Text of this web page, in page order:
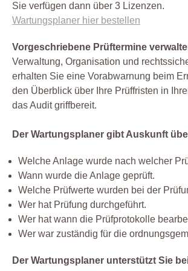
Sie verfügen dann über 3 Lizenzen.
Wartungsplaner hier bestellen
Vorgeschriebene Prüftermine
Verwaltung, Organisation und
erhalten Sie eine Vorabwarnung beim
den Überblick über Ihre Prüffristen in
das Audit griffbereit.
Der Wartungsplaner gibt Auskunft
Welche Anlage wurde nach welcher
Wann wurde die Anlage geprüft.
Welche Prüfwerte wurden bei der
Wer hat Prüfung durchgeführt.
Wer hat wann die Prüfprotokolle
Wer war zuständig für die
Der Wartungsplaner unterstützt Sie